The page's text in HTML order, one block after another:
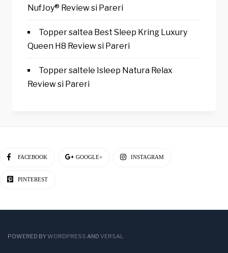
NufJoy® Review si Pareri
Topper saltea Best Sleep Kring Luxury
Queen H8 Review si Pareri
Topper saltele Isleep Natura Relax
Review si Pareri
FACEBOOK GOOGLE+ INSTAGRAM
PINTEREST
POWERED BYWORDPRESS AND VERSAL.